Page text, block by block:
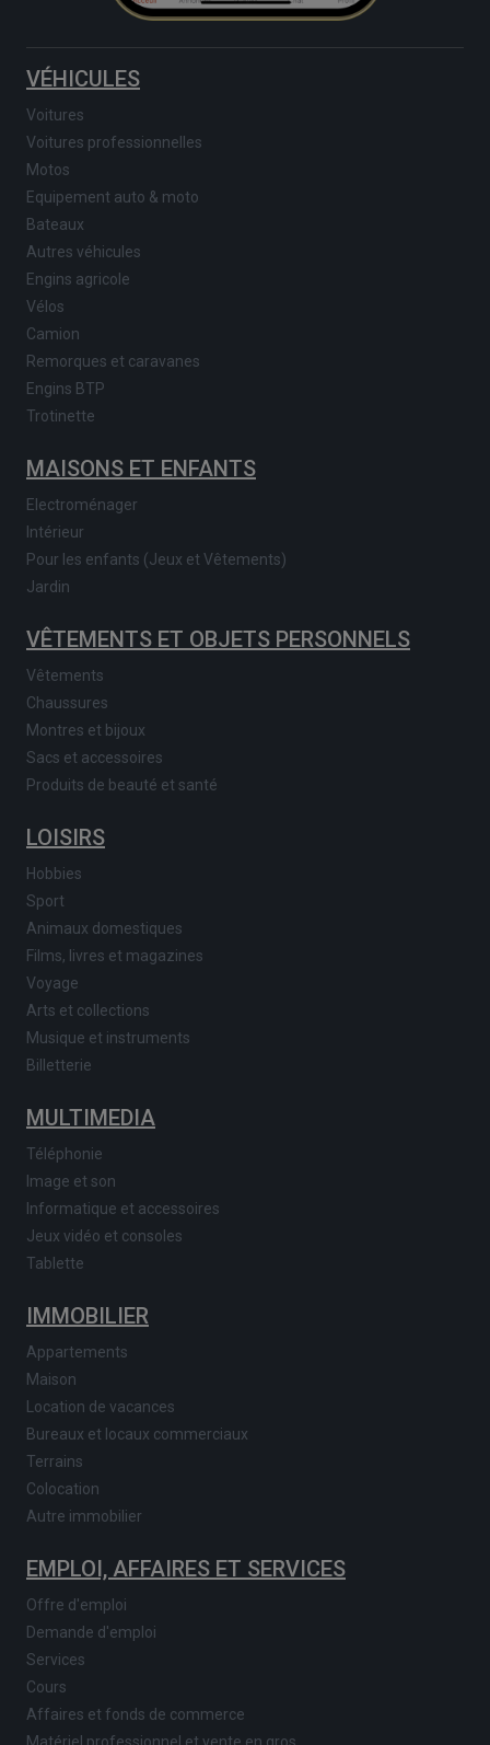
VÉHICULES
Voitures
Voitures professionnelles
Motos
Equipement auto & moto
Bateaux
Autres véhicules
Engins agricole
Vélos
Camion
Remorques et caravanes
Engins BTP
Trotinette
MAISONS ET ENFANTS
Electroménager
Intérieur
Pour les enfants (Jeux et Vêtements)
Jardin
VÊTEMENTS ET OBJETS PERSONNELS
Vêtements
Chaussures
Montres et bijoux
Sacs et accessoires
Produits de beauté et santé
LOISIRS
Hobbies
Sport
Animaux domestiques
Films, livres et magazines
Voyage
Arts et collections
Musique et instruments
Billetterie
MULTIMEDIA
Téléphonie
Image et son
Informatique et accessoires
Jeux vidéo et consoles
Tablette
IMMOBILIER
Appartements
Maison
Location de vacances
Bureaux et locaux commerciaux
Terrains
Colocation
Autre immobilier
EMPLOI, AFFAIRES ET SERVICES
Offre d'emploi
Demande d'emploi
Services
Cours
Affaires et fonds de commerce
Matériel professionnel et vente en gros